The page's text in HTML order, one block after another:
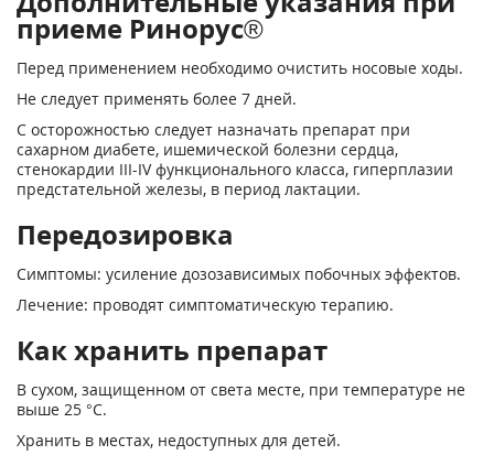
приеме Ринорус®
Перед применением необходимо очистить носовые ходы.
Не следует применять более 7 дней.
С осторожностью следует назначать препарат при
сахарном диабете, ишемической болезни сердца,
стенокардии III-IV функционального класса, гиперплазии
предстательной железы, в период лактации.
Передозировка
Симптомы: усиление дозозависимых побочных эффектов.
Лечение: проводят симптоматическую терапию.
Как хранить препарат
В сухом, защищенном от света месте, при температуре не
выше 25 °С.
Хранить в местах, недоступных для детей.